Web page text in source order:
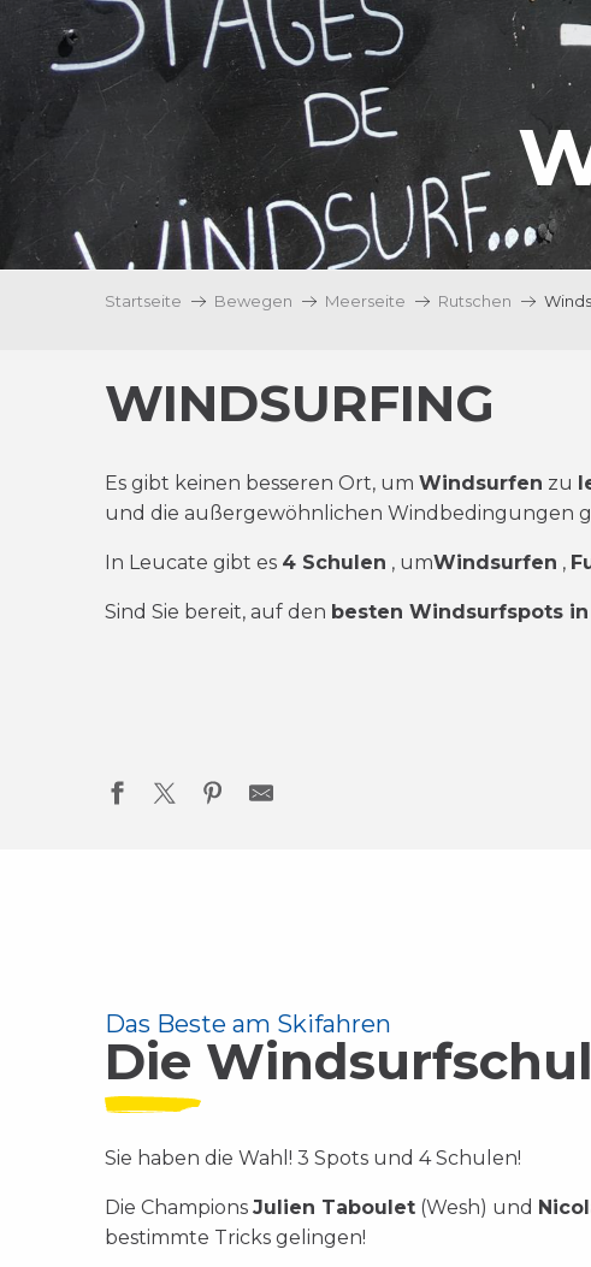
Startseite Bewegen Meerseite Rutschen
WINDSURFING
Es gibt keinen besseren Ort, um Windsurfen zu
und die außergewöhnlichen Windbedingungen
In Leucate gibt es 4 Schulen , umWindsurfen ,
Sind Sie bereit, auf den besten Windsurfspots
Das Beste am Skifahren
Die
Sie haben die Wahl! 3 Spots und 4 Schulen!
Die Champions Julien Taboulet (Wesh) und
bestimmte Tricks gelingen!